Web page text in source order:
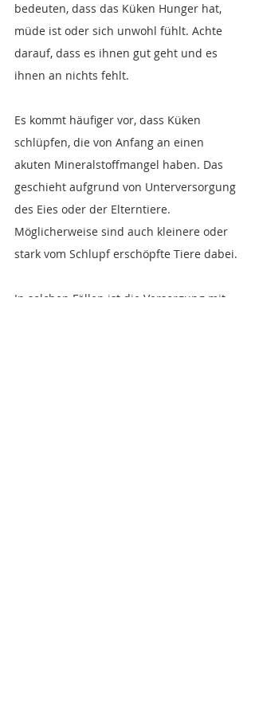
bedeuten, dass das Küken Hunger hat,
müde ist oder sich unwohl fühlt. Achte
darauf, dass es ihnen gut geht und es
ihnen an nichts fehlt.
Es kommt häufiger vor, dass Küken
schlüpfen, die von Anfang an einen
akuten Mineralstoffmangel haben. Das
geschieht aufgrund von Unterversorgung
des Eies oder der Elterntiere.
Möglicherweise sind auch kleinere oder
stark vom Schlupf erschöpfte Tiere dabei.
In solchen Fällen ist die Versorgung mit